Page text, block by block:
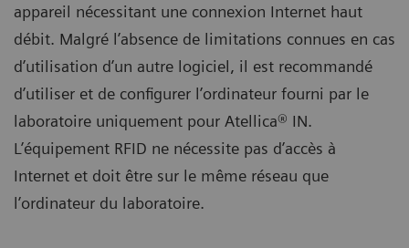
appareil nécessitant une connexion Internet haut
débit. Malgré l’absence de limitations connues en cas
d’utilisation d’un autre logiciel, il est recommandé
d’utiliser et de configurer l’ordinateur fourni par le
laboratoire uniquement pour Atellica® IN.
L’équipement RFID ne nécessite pas d’accès à
Internet et doit être sur le même réseau que
l’ordinateur du laboratoire.